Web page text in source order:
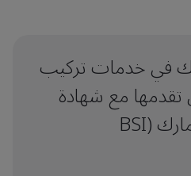
في خدمات تركيب
تقدمها مع شهادة
بي اس اي كايت مارك (BSI